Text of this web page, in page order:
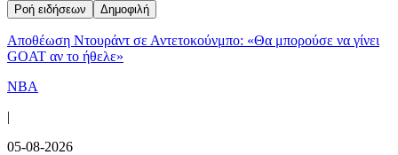
Ροή ειδήσεων Δημοφιλή
Αποθέωση Ντουράντ σε Αντετοκούνμπο: «Θα μπορούσε να γίνει
GOAT αν το ήθελε»
NBA
|
05-08-2026